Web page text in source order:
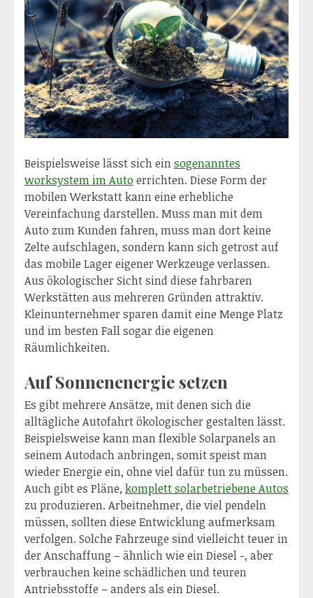
Beispielsweise lässt sich einsogenanntes
worksystem im Autoerrichten. Diese Form der
mobilen Werkstatt kann eine erhebliche
Vereinfachung darstellen. Muss man mit dem
Auto zum Kunden fahren, muss man dort keine
Zelte aufschlagen, sondern kann sich getrost auf
das mobile Lager eigener Werkzeuge verlassen.
Aus ökologischer Sicht sind diese fahrbaren
Werkstätten aus mehreren Gründen attraktiv.
Kleinunternehmer sparen damit eine Menge Platz
und im besten Fall sogar die eigenen
Räumlichkeiten.
Auf Sonnenenergie setzen
Es gibt mehrere Ansätze, mit denen sich die
alltägliche Autofahrt ökologischer gestalten lässt.
Beispielsweise kann man flexible Solarpanels an
seinem Autodach anbringen, somit speist man
wieder Energie ein, ohne viel dafür tun zu müssen.
Auch gibt es Pläne, komplett solarbetriebene Autos
zu produzieren. Arbeitnehmer, die viel pendeln
müssen, sollten diese Entwicklung aufmerksam
verfolgen. Solche Fahrzeuge sind vielleicht teuer in
der Anschaffung – ähnlich wie ein Diesel -, aber
verbrauchen keine schädlichen und teuren
Antriebsstoffe – anders als ein Diesel.